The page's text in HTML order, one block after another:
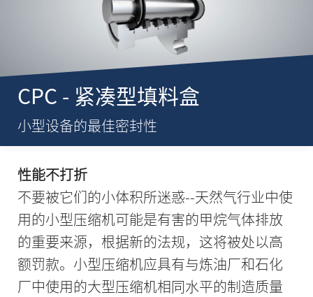
CPC - 紧凑型填料盒
小型设备的最佳密封性
性能不打折
不要被它们的小体积所迷惑--天然气行业中使
用的小型压缩机可能是有害的甲烷气体排放
的重要来源，根据新的法规，这将被处以高
额罚款。小型压缩机应具有与炼油厂和石化
厂中使用的大型压缩机相同水平的制造质量